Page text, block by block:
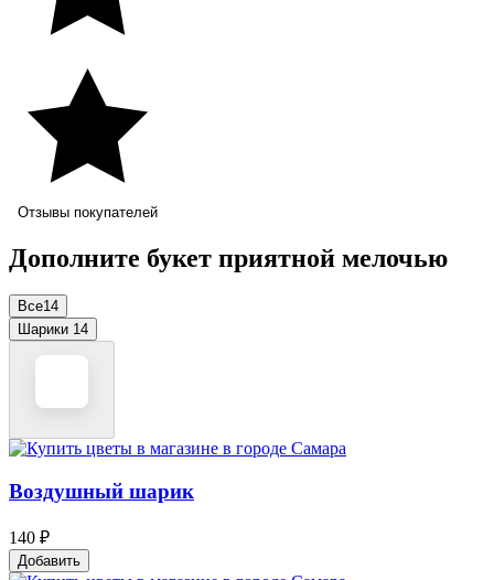
Отзывы покупателей
Дополните букет приятной мелочью
Все14
Шарики 14
Воздушный шарик
140 ₽
Добавить